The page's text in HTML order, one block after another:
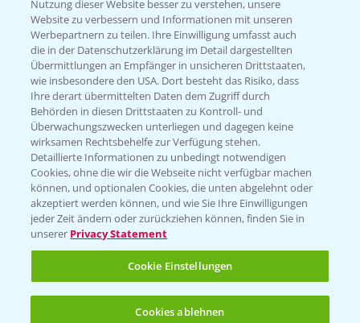
KONTAKT
Hilfe in Notfällen
T.+49 (0)214/30-20220
Folgen Sie uns
Nutzung dieser Website besser zu verstehen, unsere
Website zu verbessern und Informationen mit unseren
Werbepartnern zu teilen. Ihre Einwilligung umfasst auch
die in der Datenschutzerklärung im Detail dargestellten
Übermittlungen an Empfänger in unsicheren Drittstaaten,
wie insbesondere den USA. Dort besteht das Risiko, dass
Ihre derart übermittelten Daten dem Zugriff durch
Behörden in diesen Drittstaaten zu Kontroll- und
Überwachungszwecken unterliegen und dagegen keine
wirksamen Rechtsbehelfe zur Verfügung stehen.
Detaillierte Informationen zu unbedingt notwendigen
Cookies, ohne die wir die Webseite nicht verfügbar machen
können, und optionalen Cookies, die unten abgelehnt oder
akzeptiert werden können, und wie Sie Ihre Einwilligungen
jeder Zeit ändern oder zurückziehen können, finden Sie in
unserer Privacy Statement
Cookie Einstellungen
Cookies ablehnen